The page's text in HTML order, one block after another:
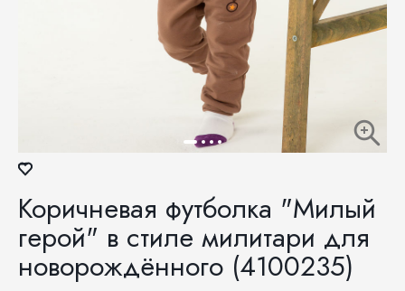
Коричневая футболка "Милый
герой" в стиле милитари для
новорождённого (4100235)